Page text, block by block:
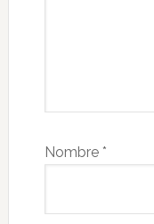
Nombre *